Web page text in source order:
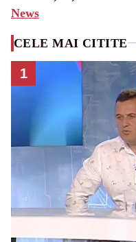
News
CELE MAI CITITE
1